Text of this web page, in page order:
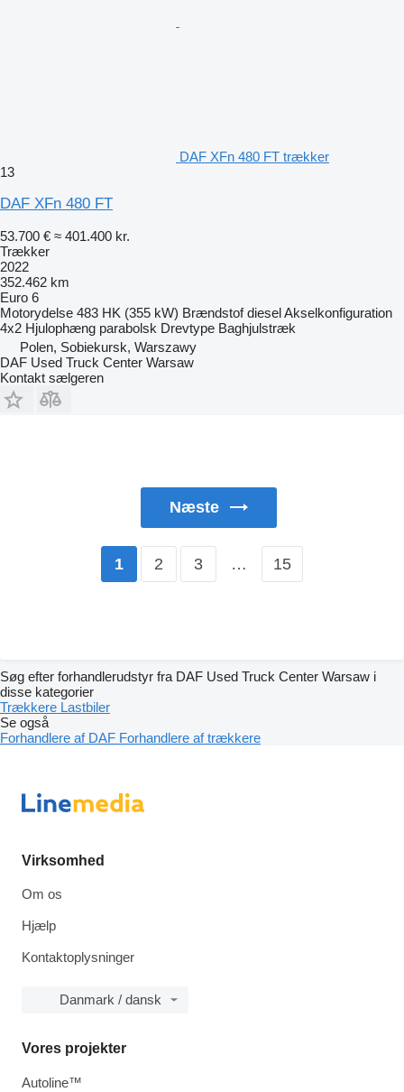
DAF XFn 480 FT trækker
13
DAF XFn 480 FT
53.700 € ≈ 401.400 kr.
Trækker
2022
352.462 km
Euro 6
Motorydelse 483 HK (355 kW) Brændstof dieselAkselkonfiguration
4x2 Hjulophæng parabolsk Drevtype Baghjulstræk
Polen, Sobiekursk, Warszawy
DAF Used Truck Center Warsaw
Kontakt sælgeren
Næste
1 2 3 … 15
Søg efter forhandlerudstyr fra DAF Used Truck Center Warsaw i
disse kategorier
Trækkere Lastbiler
Se også
Forhandlere af DAF Forhandlere af trækkere
Virksomhed
Om os
Hjælp
Kontaktoplysninger
Danmark / dansk
Vores projekter
Autoline™